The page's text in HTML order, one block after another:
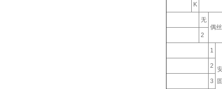
K
无
偶
2
1
2
3